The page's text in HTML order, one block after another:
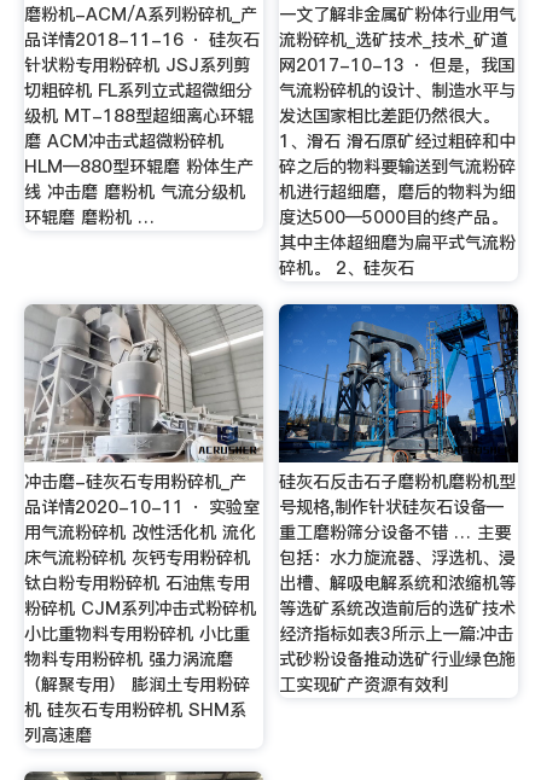
磨粉机-ACM/A系列粉碎机_产
品详情2018-11-16 · 硅灰石
针状粉专用粉碎机 JSJ系列剪
切粗碎机 FL系列立式超微细分
级机 MT-188型超细离心环辊
磨 ACM冲击式超微粉碎机
HLM—880型环辊磨 粉体生产
线 冲击磨 磨粉机 气流分级机
环辊磨 磨粉机 …
一文了解非金属矿粉体行业用气
流粉碎机_选矿技术_技术_矿道
网2017-10-13 · 但是，我国
气流粉碎机的设计、制造水平与
发达国家相比差距仍然很大。
1、滑石 滑石原矿经过粗碎和中
碎之后的物料要输送到气流粉碎
机进行超细磨，磨后的物料为细
度达500—5000目的终产品。
其中主体超细磨为扁平式气流粉
碎机。 2、硅灰石
冲击磨-硅灰石专用粉碎机_产
品详情2020-10-11 · 实验室
用气流粉碎机 改性活化机 流化
床气流粉碎机 灰钙专用粉碎机
钛白粉专用粉碎机 石油焦专用
粉碎机 CJM系列冲击式粉碎机
小比重物料专用粉碎机 小比重
物料专用粉碎机 强力涡流磨
（解聚专用） 膨润土专用粉碎
机 硅灰石专用粉碎机 SHM系
列高速磨
硅灰石反击石子磨粉机磨粉机型
号规格,制作针状硅灰石设备—
重工磨粉筛分设备不错 … 主要
包括：水力旋流器、浮选机、浸
出槽、解吸电解系统和浓缩机等
等选矿系统改造前后的选矿技术
经济指标如表3所示上一篇:冲击
式砂粉设备推动选矿行业绿色施
工实现矿产资源有效利